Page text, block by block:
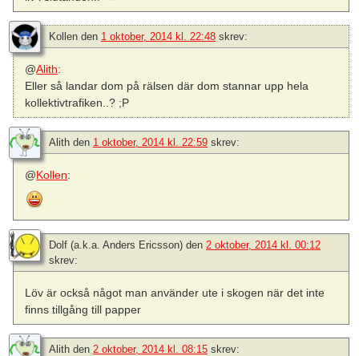
Kollen den 1 oktober, 2014 kl. 22:48 skrev:
@Alith:
Eller så landar dom på rälsen där dom stannar upp hela
kollektivtrafiken..? ;P
Alith den 1 oktober, 2014 kl. 22:59 skrev:
@Kollen:
Dolf (a.k.a. Anders Ericsson) den 2 oktober, 2014 kl. 00:12
skrev:
Löv är också något man använder ute i skogen när det inte
finns tillgång till papper
Alith den 2 oktober, 2014 kl. 08:15 skrev: